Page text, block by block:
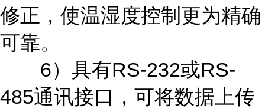
修正，使温湿度控制更为精确
可靠。
6）具有RS-232或RS-
485通讯接口，可将数据上传